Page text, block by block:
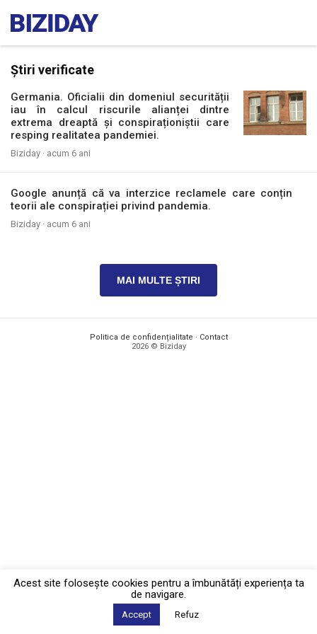
Știri verificate
Germania. Oficialii din domeniul securității
iau în calcul riscurile alianței dintre
extrema dreaptă și conspiraționiștii care
resping realitatea pandemiei.
Biziday · acum 6 ani
Google anunță că va interzice reclamele care conțin
teorii ale conspirației privind pandemia.
Biziday · acum 6 ani
MAI MULTE ȘTIRI
Politica de confidențialitate · Contact
2026 © Biziday
Acest site foloseşte cookies pentru a îmbunătăți experiența ta
de navigare.
Accept Refuz